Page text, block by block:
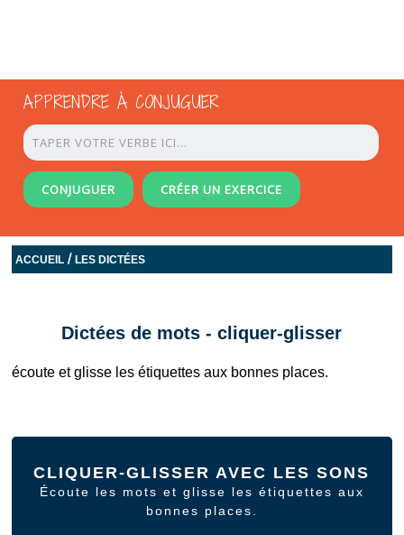
APPRENDRE À CONJUGUER
CONJUGUER CRÉER UN EXERCICE
ACCUEIL /LES DICTÉES
Dictées de mots - cliquer-glisser
écoute et glisse les étiquettes aux bonnes places.
CLIQUER-GLISSER AVEC LES SONS
Écoute les mots et glisse les étiquettes aux
bonnes places.